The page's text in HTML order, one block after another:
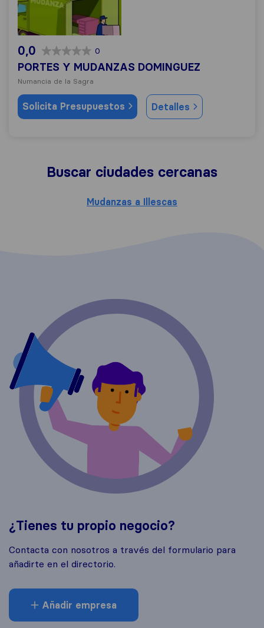
0,0 0
PORTES Y MUDANZAS DOMINGUEZ
Numancia de la Sagra
Solicita Presupuestos Detalles
Buscar ciudades cercanas
Mudanzas a Illescas
¿Tienes tu propio negocio?
Contacta con nosotros a través del formulario para
añadirte en el directorio.
Añadir empresa